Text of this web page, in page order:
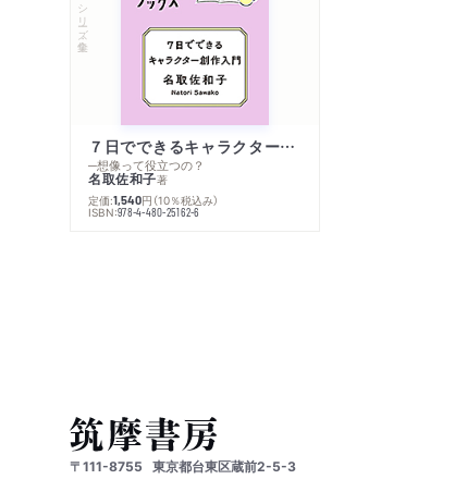
シリーズ・全集
７日でできるキャラクター創作入門
─想像って役立つの？
名取佐和子著
定価:1,540円 （10％税込み）
ISBN:978-4-480-25162-6
〒111-8755 東京都台東区蔵前2-5-3